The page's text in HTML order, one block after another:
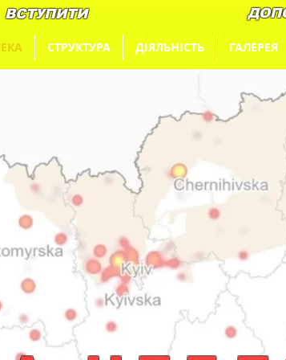
ВСТУПИТИ
СТРУКТУРА ДІЯЛЬНІСТЬ ГАЛЕРЕЯ